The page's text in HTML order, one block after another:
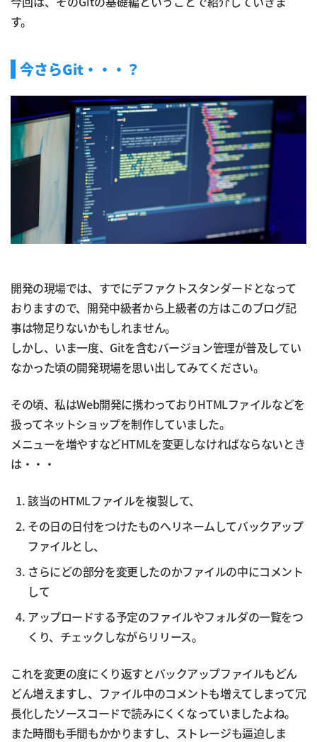
す。
今さらGit・・・？
開発の現場では、すでにデファクトスタンダードとなって
おりますので、開発中級者から上級者の方はこのブログ記
事は物足りないかもしれません。
しかし、いま一度、Gitを含むバージョン管理が普及してい
なかった頃の開発現場を思い出してみてください。
その頃、私はWeb開発に携わっておりHTMLファイルなどを
扱ってネットショップを制作していました。
メニューを増やすなどHTMLを変更しなければならないとき
は・・・
該当のHTMLファイルを複製して、
その日の日付をつけたものへリネームしてバックアップ
ファイルとし、
さらにどの部分を変更したのかファイルの中にコメント
して
アップロードする予定のファイルやフォルダの一覧をつ
くり、チェックしながらリリース。
これを変更の度にくり返すとバックアップファイルもどん
どん増えますし、ファイル中のコメントも増えてしまって冗
長化したソースコードで読みにくくなっていましたよね。
また時間も手間もかかりますし、ストレージも逼迫しま